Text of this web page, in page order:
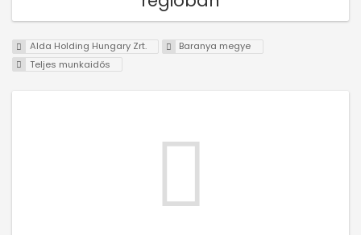
Alda Holding Hungary Zrt.
Baranya megye
Teljes munkaidős